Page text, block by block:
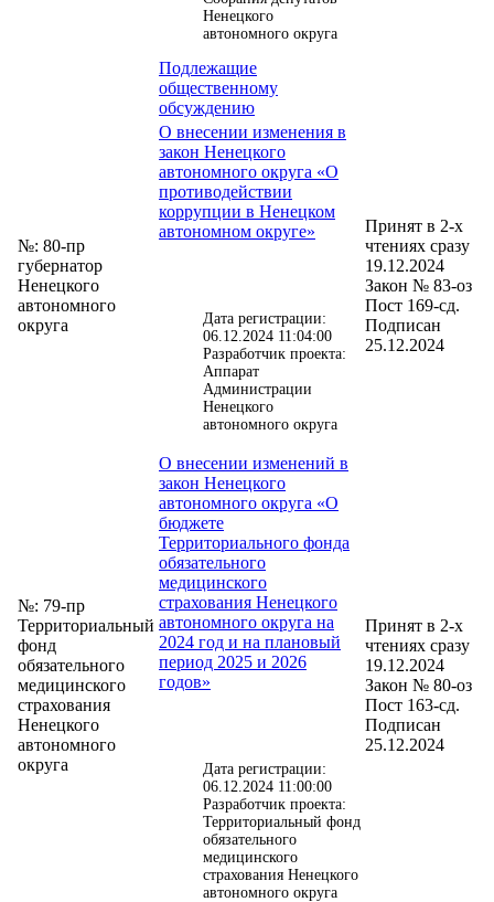
Ненецкого
автономного округа
Подлежащие
общественному
обсуждению
№: 80-пр
губернатор
Ненецкого
автономного
округа
О внесении изменения в
закон Ненецкого
автономного округа «О
противодействии
коррупции в Ненецком
автономном округе»
Дата регистрации:
06.12.2024 11:04:00
Разработчик проекта:
Аппарат
Администрации
Ненецкого
автономного округа
Принят в 2-х
чтениях сразу
19.12.2024
Закон № 83-оз
Пост 169-сд.
Подписан
25.12.2024
№: 79-пр
Территориальный
фонд
обязательного
медицинского
страхования
Ненецкого
автономного
округа
О внесении изменений в
закон Ненецкого
автономного округа «О
бюджете
Территориального фонда
обязательного
медицинского
страхования Ненецкого
автономного округа на
2024 год и на плановый
период 2025 и 2026
годов»
Дата регистрации:
06.12.2024 11:00:00
Разработчик проекта:
Территориальный фонд
обязательного
медицинского
страхования Ненецкого
автономного округа
Принят в 2-х
чтениях сразу
19.12.2024
Закон № 80-оз
Пост 163-сд.
Подписан
25.12.2024